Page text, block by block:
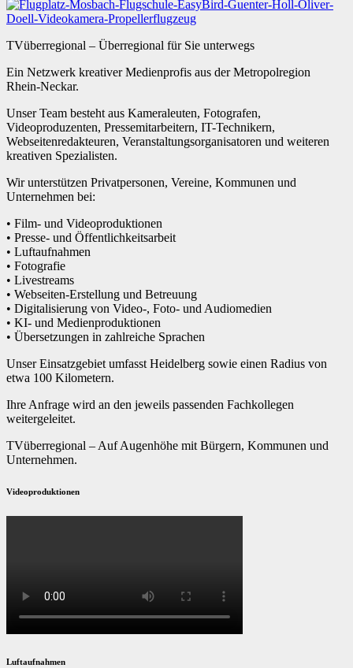
TVüberregional – Überregional für Sie unterwegs
Ein Netzwerk kreativer Medienprofis aus der Metropolregion
Rhein-Neckar.
Unser Team besteht aus Kameraleuten, Fotografen,
Videoproduzenten, Pressemitarbeitern, IT-Technikern,
Webseitenredakteuren, Veranstaltungsorganisatoren und weiteren
kreativen Spezialisten.
Wir unterstützen Privatpersonen, Vereine, Kommunen und
Unternehmen bei:
• Film- und Videoproduktionen
• Presse- und Öffentlichkeitsarbeit
• Luftaufnahmen
• Fotografie
• Livestreams
• Webseiten-Erstellung und Betreuung
• Digitalisierung von Video-, Foto- und Audiomedien
• KI- und Medienproduktionen
• Übersetzungen in zahlreiche Sprachen
Unser Einsatzgebiet umfasst Heidelberg sowie einen Radius von
etwa 100 Kilometern.
Ihre Anfrage wird an den jeweils passenden Fachkollegen
weitergeleitet.
TVüberregional – Auf Augenhöhe mit Bürgern, Kommunen und
Unternehmen.
Videoproduktionen
Luftaufnahmen